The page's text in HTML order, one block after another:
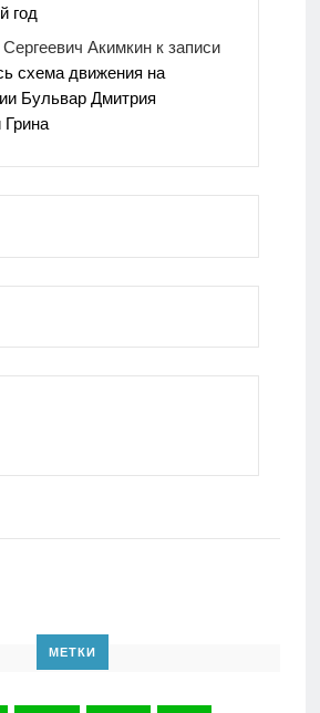
год
Акимкинк записи
схема движения на
Бульвар Дмитрия
Грина
МЕТКИ